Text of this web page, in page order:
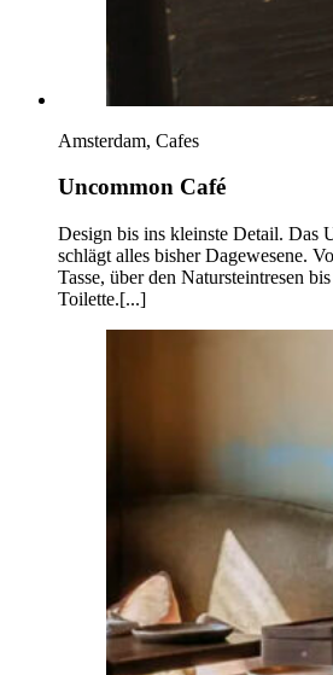
Amsterdam, Cafes
Uncommon Café
Design bis ins kleinste Detail.
schlägt alles bisher Dagewesene.
Tasse, über den Natursteintresen
Toilette.[...]